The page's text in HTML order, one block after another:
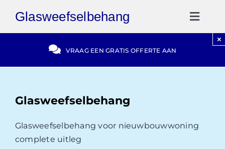
naar
inhoud
Glasweefselbehang
Gratis Offerte
030-2072303
VRAAG EEN GRATIS OFFERTE AAN
×
Glasweefselbehang
Glasweefselbehang voor nieuwbouwwoning
complete uitleg